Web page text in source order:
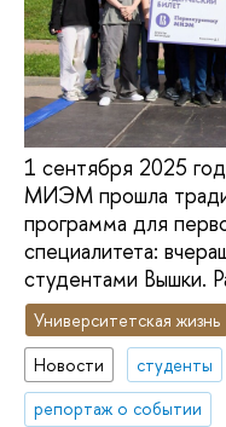
1 сентября 2025
МИЭМ прошла
программа для
специалитета:
студентами Вышки.
Университетская жизнь
Новости
студенты
репортаж о событии